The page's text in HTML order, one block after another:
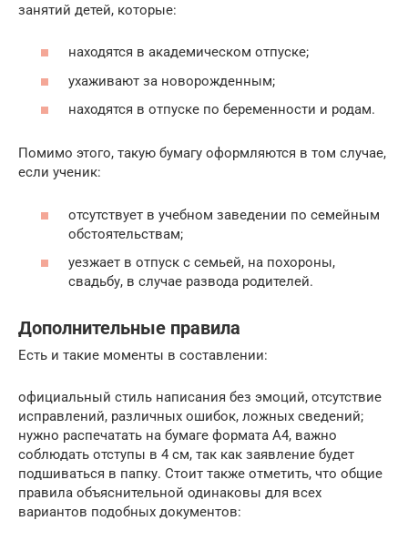
занятий детей, которые:
находятся в академическом отпуске;
ухаживают за новорожденным;
находятся в отпуске по беременности и родам.
Помимо этого, такую бумагу оформляются в том случае,
если ученик:
отсутствует в учебном заведении по семейным
обстоятельствам;
уезжает в отпуск с семьей, на похороны,
свадьбу, в случае развода родителей.
Дополнительные правила
Есть и такие моменты в составлении:
официальный стиль написания без эмоций, отсутствие
исправлений, различных ошибок, ложных сведений;
нужно распечатать на бумаге формата А4, важно
соблюдать отступы в 4 см, так как заявление будет
подшиваться в папку. Стоит также отметить, что общие
правила объяснительной одинаковы для всех
вариантов подобных документов: